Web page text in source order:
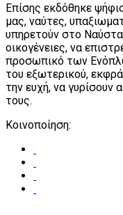
Επίσης εκδόθηκε
μας, ναύτες,
υπηρετούν στο
οικογένειες, να
προσωπικό των
του εξωτερικού,
την ευχή, να γυρίσουν
τους.
Κοινοποίηση: